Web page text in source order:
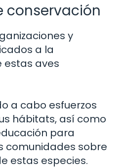
conservación
y
a la
estas aves
a cabo esfuerzos
hábitats, así como
para
comunidades sobre
estas especies.